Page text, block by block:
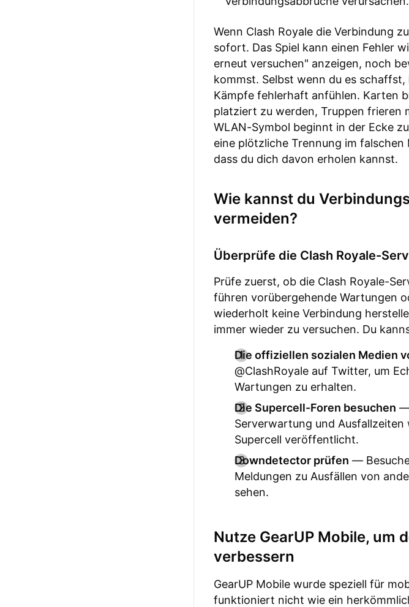
Wenn Clash Royale die Verbindung
sofort. Das Spiel kann einen Fehler
erneut versuchen" anzeigen, noch
kommst. Selbst wenn du es schaffst,
Kämpfe fehlerhaft anfühlen. Karten
platziert zu werden, Truppen frieren
WLAN-Symbol beginnt in der Ecke
eine plötzliche Trennung im
dass du dich davon erholen kannst.
Wie kannst du
vermeiden?
Überprüfe die Clash Royale-
Prüfe zuerst, ob die Clash Royale-
führen vorübergehende Wartungen
wiederholt keine Verbindung
immer wieder zu versuchen. Du
Die offiziellen sozialen Medien
@ClashRoyale auf Twitter, um
Wartungen zu erhalten.
Die Supercell-Foren besuchen —
Serverwartung und
Supercell veröffentlicht.
Downdetector prüfen —
Meldungen zu Ausfällen von
sehen.
Nutze GearUP Mobile, um
verbessern
GearUP Mobile wurde speziell für
funktioniert nicht wie ein